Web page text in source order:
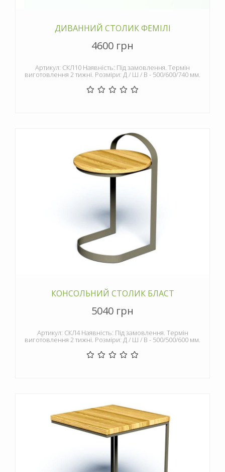
ДИВАННИЙ СТОЛИК ФЕМІЛІ
4600 грн
Артикул: СКЛ10 Наявність: Під замовлення. Термін
виготовлення 2 тижні. Розміри: Д / Ш / В - 500/600/740 мм.
КОНСОЛЬНИЙ СТОЛИК БЛАСТ
5040 грн
Артикул: СКЛ4 Наявність: Під замовлення. Термін
виготовлення 2 тижні. Розміри: Д / Ш / В - 500/500/600 мм.